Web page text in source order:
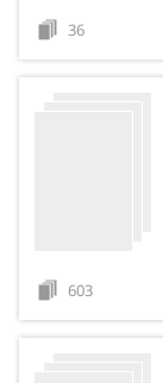
36
603